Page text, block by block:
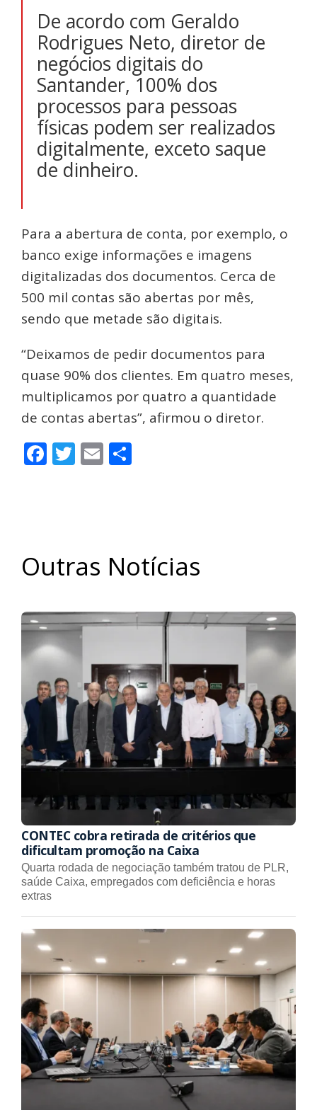
De acordo com Geraldo
Rodrigues Neto, diretor de
negócios digitais do
Santander, 100% dos
processos para pessoas
físicas podem ser realizados
digitalmente, exceto saque
de dinheiro.
Para a abertura de conta, por exemplo, o
banco exige informações e imagens
digitalizadas dos documentos. Cerca de
500 mil contas são abertas por mês,
sendo que metade são digitais.
“Deixamos de pedir documentos para
quase 90% dos clientes. Em quatro meses,
multiplicamos por quatro a quantidade
de contas abertas”, afirmou o diretor.
Facebook
Twitter
Email
Outras Notícias
CONTEC cobra retirada de critérios que
dificultam promoção na Caixa
Quarta rodada de negociação também tratou de PLR,
saúde Caixa, empregados com deficiência e horas
extras